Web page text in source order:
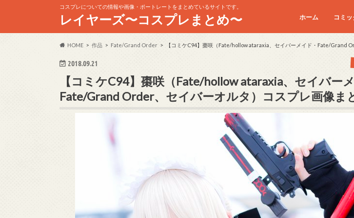
コスプレについての情報や画像・ポートレートをまとめているサイトです。
レイヤーズ〜コスプレまとめ〜 ホーム コミ
コミケ
コミケ
コミケ
コミケ
コミケ
コミケ
HOME 作品 Fate/Grand Order 【コミケC94】棗咲（Fate/hollow ataraxia、セイバーメイド・Fate/Grand
2018.09.21
【コミケC94】棗咲（Fate/hollow ataraxia、セイバー
Fate/Grand Order、セイバーオルタ）コスプレ画像ま